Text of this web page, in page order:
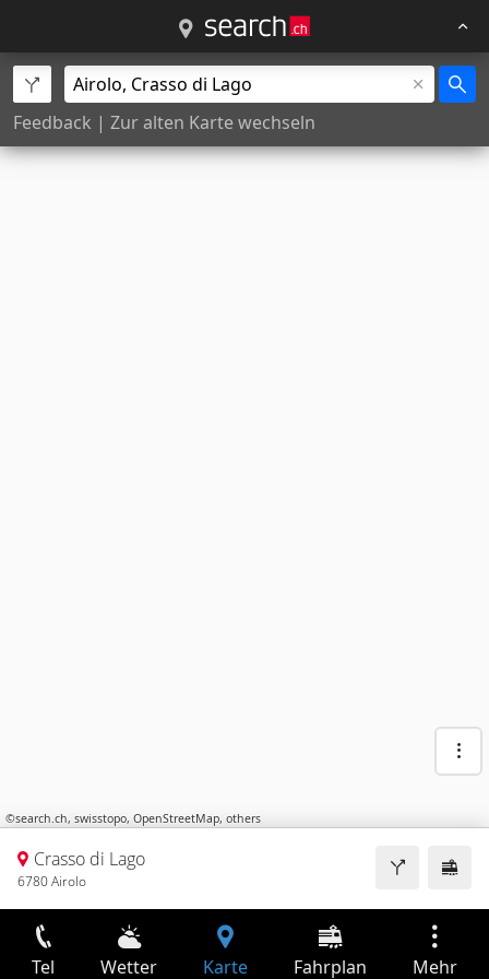
Feedback | Zur alten Karte wechseln
©search.ch, swisstopo, OpenStreetMap, others
Crasso di Lago
6780 Airolo
Tel Wetter Karte Fahrplan Mehr